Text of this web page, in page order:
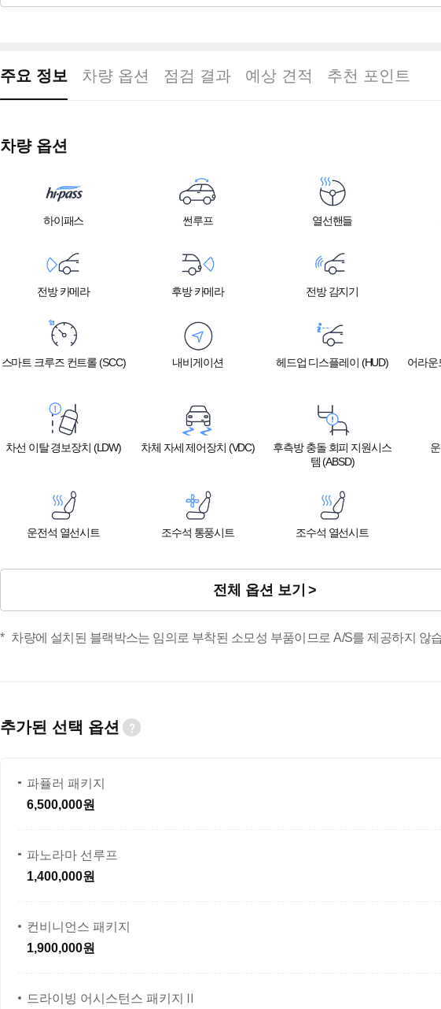
주요 정보 차량 옵션 점검 결과 예상 견적 추천 포인트
차량 옵션
하이패스 썬루프 열선핸들
전방 카메라 후방 카메라 전방 감지기
스마트 크루즈 컨트롤 (SCC) 내비게이션 헤드업 디스플레이 (HUD) 어라운
차선 이탈 경보장치 (LDW) 차체 자세 제어장치 (VDC)
후측방 충돌 회피 지원시스
템 (ABSD)
운전석 열선시트 조수석 통풍시트 조수석 열선시트
전체 옵션 보기
차량에 설치된 블랙박스는 임의로 부착된 소모성 부품이므로 A/S를 제공하지 않
추가된 선택 옵션
파퓰러 패키지
6,500,000원
파노라마 선루프
1,400,000원
컨비니언스 패키지
1,900,000원
드라이빙 어시스턴스 패키지Ⅱ